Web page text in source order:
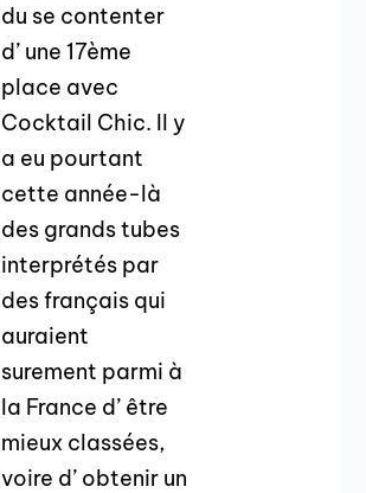
du se contenter
d’ une 17ème
place avec
Cocktail Chic. Il y
a eu pourtant
cette année-là
des grands tubes
interprétés par
des français qui
auraient
surement parmi à
la France d’ être
mieux classées,
voire d’ obtenir un